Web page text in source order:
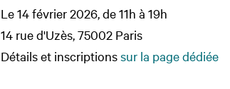
Le 14 février 2026, de 11h à 19h
14 rue d'Uzès, 75002 Paris
Détails et inscriptionssur la page dédiée